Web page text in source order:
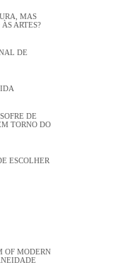
MAS
ARTES?
DE
DE
TORNO DO
ESCOLHER
OF MODERN